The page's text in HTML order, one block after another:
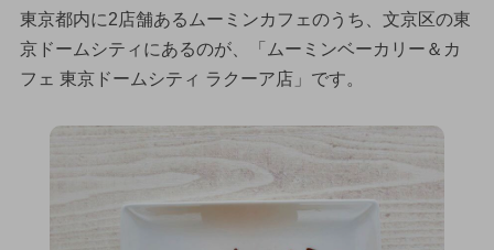
東京都内に2店舗あるムーミンカフェのうち、文京区の東
京ドームシティにあるのが、「ムーミンベーカリー＆カ
フェ 東京ドームシティ ラクーア店」です。